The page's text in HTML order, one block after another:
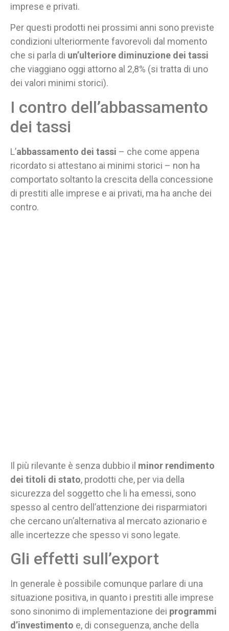
imprese e privati.
Per questi prodotti nei prossimi anni sono previste
condizioni ulteriormente favorevoli dal momento
che si parla di un’ulteriore diminuzione dei tassi
che viaggiano oggi attorno al 2,8% (si tratta di uno
dei valori minimi storici).
I contro dell’abbassamento
dei tassi
L’abbassamento dei tassi – che come appena
ricordato si attestano ai minimi storici – non ha
comportato soltanto la crescita della concessione
di prestiti alle imprese e ai privati, ma ha anche dei
contro.
Il più rilevante è senza dubbio il minor rendimento
dei titoli di stato, prodotti che, per via della
sicurezza del soggetto che li ha emessi, sono
spesso al centro dell’attenzione dei risparmiatori
che cercano un’alternativa al mercato azionario e
alle incertezze che spesso vi sono legate.
Gli effetti sull’export
In generale è possibile comunque parlare di una
situazione positiva, in quanto i prestiti alle imprese
sono sinonimo di implementazione dei programmi
d’investimento e, di conseguenza, anche della